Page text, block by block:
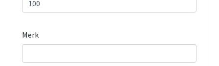
Merk